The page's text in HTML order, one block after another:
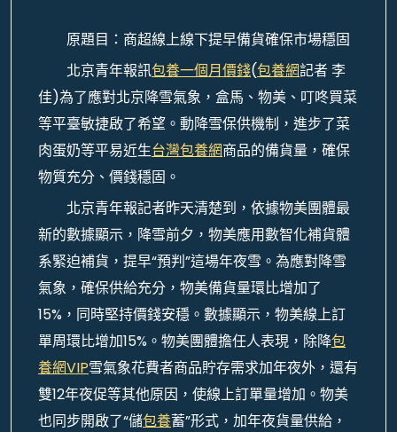
原題目：商超線上線下提早備貨確保市場穩固
北京青年報訊包養一個月價錢(包養網記者 李
佳)為了應對北京降雪氣象，盒馬、物美、叮咚買菜
等平臺敏捷啟了希望。動降雪保供機制，進步了菜
肉蛋奶等平易近生台灣包養網商品的備貨量，確保
物質充分、價錢穩固。
北京青年報記者昨天清楚到，依據物美團體最
新的數據顯示，降雪前夕，物美應用數智化補貨體
系緊迫補貨，提早“預判”這場年夜雪。為應對降雪
氣象，確保供給充分，物美備貨量環比增加了
15%，同時堅持價錢安穩。數據顯示，物美線上訂
單周環比增加15%。物美團體擔任人表現，除降包
養網VIP雪氣象花費者商品貯存需求加年夜外，還有
雙12年夜促等其他原因，使線上訂單量增加。物美
也同步開啟了“儲包養蓄”形式，加年夜貨量供給，